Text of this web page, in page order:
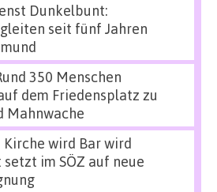
Dunkelbunt:
seit fünf Jahren
350 Menschen
dem Friedensplatz zu
Mahnwache
Kirche wird Bar wird
setzt im SÖZ auf neue